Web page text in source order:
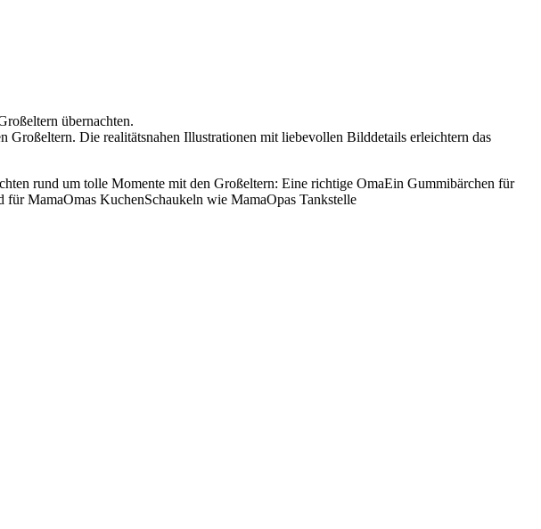
übernachten.
Großeltern. Die realitätsnahen Illustrationen mit liebevollen Bilddetails erleichtern das
rund um tolle Momente mit den Großeltern: Eine richtige OmaEin Gummibärchen für
MamaOmas KuchenSchaukeln wie MamaOpas Tankstelle